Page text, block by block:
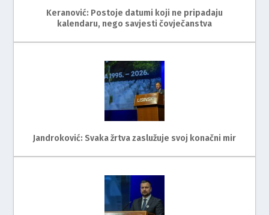
Keranović: Postoje datumi koji ne pripadaju
kalendaru, nego savjesti čovječanstva
Jandroković: Svaka žrtva zaslužuje svoj konačni mir